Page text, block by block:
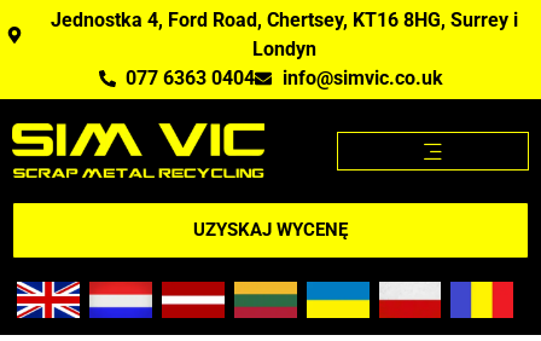
Jednostka 4, Ford Road, Chertsey, KT16 8HG, Surrey i
Londyn
077 6363 0404
info@simvic.co.uk
UZYSKAJ WYCENĘ